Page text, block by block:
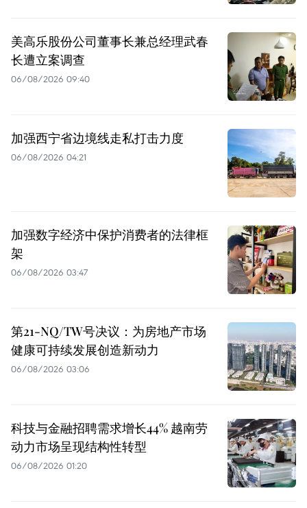
美高乐股份公司董事长兼总经理武春
长遭立案调查
06/08/2026 09:40
加强西宁省边境线走私打击力度
06/08/2026 04:21
加强数字经济中保护消费者的法律框
架
06/08/2026 03:47
第21-NQ/TW号决议：为房地产市场
健康可持续发展创造新动力
06/08/2026 03:06
科技与金融招聘需求增长44% 越南劳
动力市场呈现结构性转型
06/08/2026 01:20